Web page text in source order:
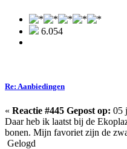
6.054
Re: Aanbiedingen
« Reactie #445 Gepost op: 05
Daar heb ik laatst bij de
bonen. Mijn favoriet zijn de
Gelogd